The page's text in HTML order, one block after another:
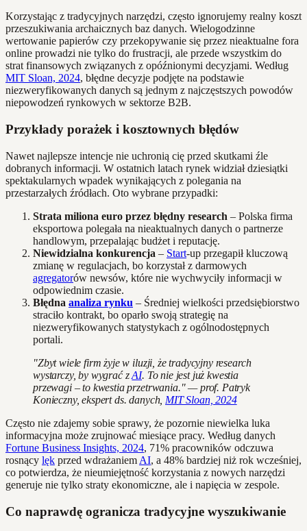
Korzystając z tradycyjnych narzędzi, często ignorujemy realny koszt
przeszukiwania archaicznych baz danych. Wielogodzinne
wertowanie papierów czy przekopywanie się przez nieaktualne fora
online prowadzi nie tylko do frustracji, ale przede wszystkim do
strat finansowych związanych z opóźnionymi decyzjami. Według
MIT Sloan, 2024, błędne decyzje podjęte na podstawie
niezweryfikowanych danych są jednym z najczęstszych powodów
niepowodzeń rynkowych w sektorze B2B.
Przykłady porażek i kosztownych błędów
Nawet najlepsze intencje nie uchronią cię przed skutkami źle
dobranych informacji. W ostatnich latach rynek widział dziesiątki
spektakularnych wpadek wynikających z polegania na
przestarzałych źródłach. Oto wybrane przypadki:
Strata miliona euro przez błędny research – Polska firma
eksportowa polegała na nieaktualnych danych o partnerze
handlowym, przepalając budżet i reputację.
Niewidzialna konkurencja – Start-up przegapił kluczową
zmianę w regulacjach, bo korzystał z darmowych
agregatorów newsów, które nie wychwyciły informacji w
odpowiednim czasie.
Błędna analiza rynku – Średniej wielkości przedsiębiorstwo
straciło kontrakt, bo oparło swoją strategię na
niezweryfikowanych statystykach z ogólnodostępnych
portali.
"Zbyt wiele firm żyje w iluzji, że tradycyjny research
wystarczy, by wygrać zAI. To nie jest już kwestia
przewagi – to kwestia przetrwania." — prof. Patryk
Konieczny, ekspert ds. danych, MIT Sloan, 2024
Często nie zdajemy sobie sprawy, że pozornie niewielka luka
informacyjna może zrujnować miesiące pracy. Według danych
Fortune Business Insights, 2024, 71% pracowników odczuwa
rosnący lęk przed wdrażaniem AI, a 48% bardziej niż rok wcześniej,
co potwierdza, że nieumiejętność korzystania z nowych narzędzi
generuje nie tylko straty ekonomiczne, ale i napięcia w zespole.
Co naprawdę ogranicza tradycyjne wyszukiwanie